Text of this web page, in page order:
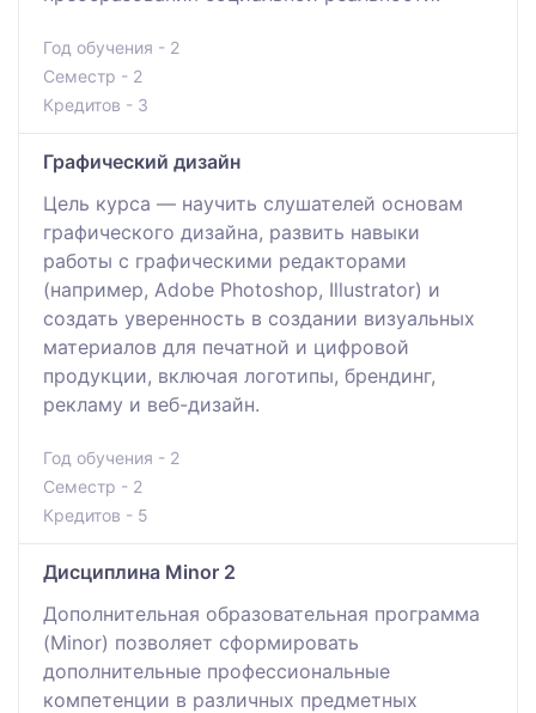
Год обучения - 2
Семестр - 2
Кредитов - 3
Графический дизайн
Цель курса — научить слушателей основам
графического дизайна, развить навыки
работы с графическими редакторами
(например, Adobe Photoshop, Illustrator) и
создать уверенность в создании визуальных
материалов для печатной и цифровой
продукции, включая логотипы, брендинг,
рекламу и веб-дизайн.
Год обучения - 2
Семестр - 2
Кредитов - 5
Дисциплина Minor 2
Дополнительная образовательная программа
(Minor) позволяет сформировать
дополнительные профессиональные
компетенции в различных предметных